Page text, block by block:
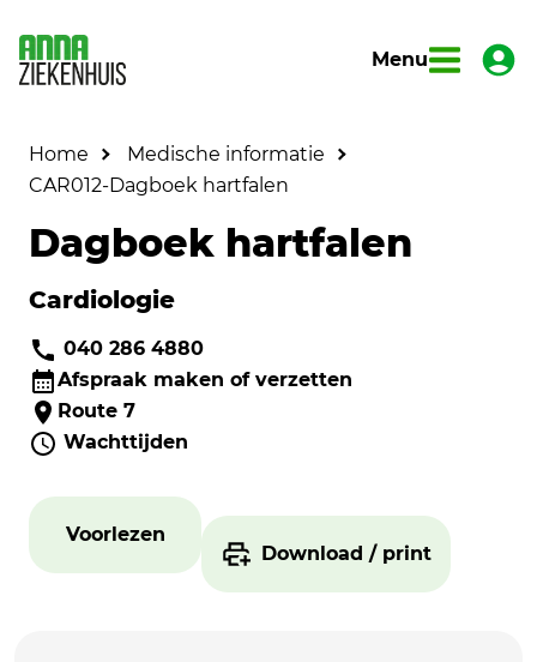
Menu
Home
Medische informatie
CAR012-Dagboek hartfalen
Dagboek hartfalen
Cardiologie
040 286 4880
Afspraak maken of verzetten
Route 7
Wachttijden
Voorlezen
Download / print